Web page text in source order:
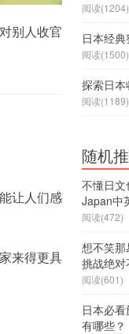
别人收官
让人们感
来得更具
阅读(1204)
日本经
阅读(1500)
探索日
阅读(1189)
随机
不懂日
Japan中
阅读(472)
想不笑
挑战绝
阅读(601)
日本必
有哪些？